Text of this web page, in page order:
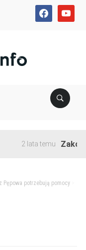
facebookyoutube
2 lata temu
Pępowa potrzebują pomocy>